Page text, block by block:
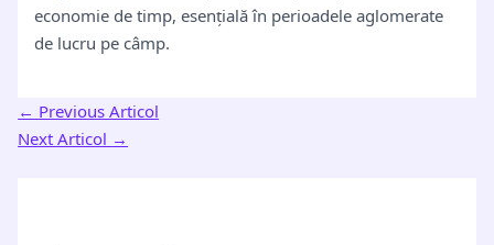
economie de timp, esențială în perioadele aglomerate
de lucru pe câmp.
← Previous Articol
Next Articol →